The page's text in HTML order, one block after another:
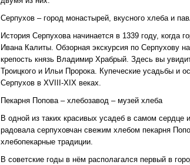
Серпухов – город монастырей, вкусного хлеба и
История Серпухова начинается в 1339 году, когда
Ивана Калиты. Обзорная экскурсия по Серпухову
крепость князь Владимир Храбрый. Здесь вы
Троицкого и Ильи Пророка. Купеческие усадьбы и
Серпухов в XVIII-XIX веках.
Пекарня Попова – хлебозавод – музей хлеба
В одной из таких красивых усадеб в самом сердце
радовала серпуховчан свежим хлебом пекарня
хлебопекарные традиции.
В советские годы в нём располагался первый в